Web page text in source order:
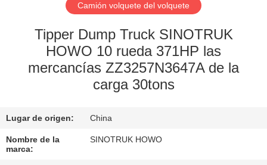
RECORRIDO
POR
FÁBRICA
DE
CALIDAD
Camión volquete del volquete
Tipper Dump Truck SINOTRUK
HOWO 10 rueda 371HP las
mercancías ZZ3257N3647A de la
carga 30tons
Lugar de origen: China
Nombre de la
marca:
SINOTRUK HOWO